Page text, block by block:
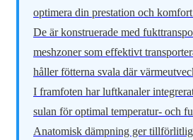
optimera din prestation och
De är konstruerade med
meshzoner som effektivt
håller fötterna svala där
I framfoten har luftkanaler
sulan för optimal temperatur- och
Anatomisk dämpning ger